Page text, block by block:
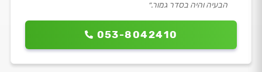
053-8042410
הבעיה והיה בסדר גמור.״